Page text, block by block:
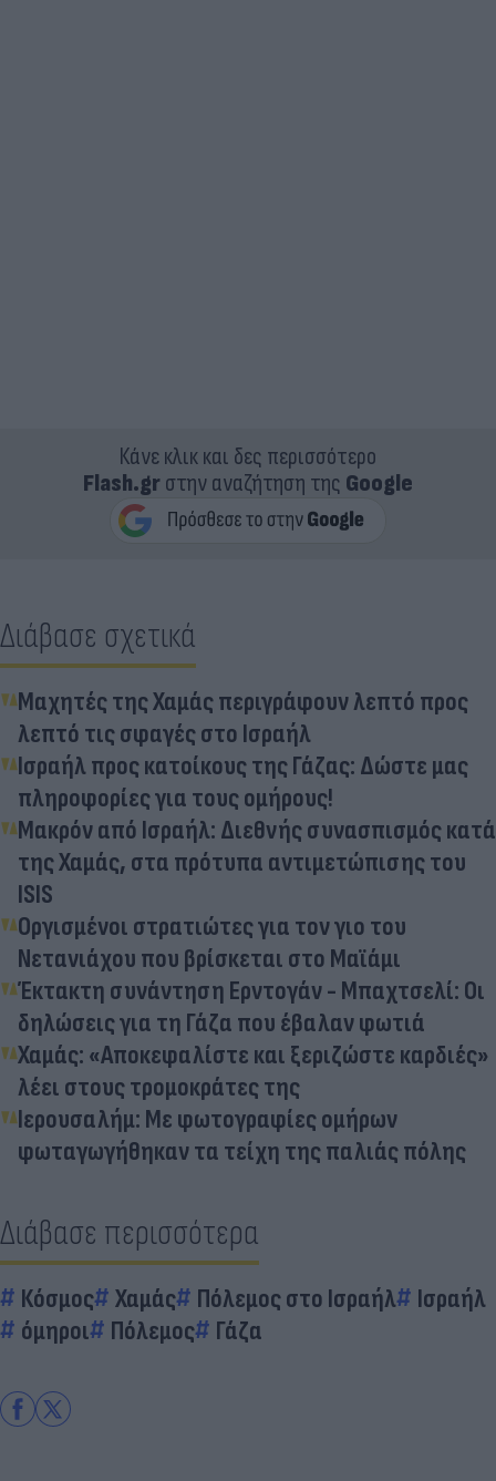
Κάνε κλικ και δες περισσότερο
Flash.grστην αναζήτηση της Google
Διάβασε σχετικά
Μαχητές της Χαμάς περιγράφουν λεπτό προς
λεπτό τις σφαγές στο Ισραήλ
Ισραήλ προς κατοίκους της Γάζας: Δώστε μας
πληροφορίες για τους ομήρους!
Μακρόν από Ισραήλ: Διεθνής συνασπισμός κατά
της Χαμάς, στα πρότυπα αντιμετώπισης του
ISIS
Οργισμένοι στρατιώτες για τον γιο του
Νετανιάχου που βρίσκεται στο Μαϊάμι
Έκτακτη συνάντηση Ερντογάν - Μπαχτσελί: Οι
δηλώσεις για τη Γάζα που έβαλαν φωτιά
Χαμάς: «Αποκεφαλίστε και ξεριζώστε καρδιές»
λέει στους τρομοκράτες της
Ιερουσαλήμ: Με φωτογραφίες ομήρων
φωταγωγήθηκαν τα τείχη της παλιάς πόλης
Διάβασε περισσότερα
Κόσμος Χαμάς Πόλεμος στο Ισραήλ
Ισραήλ
όμηροι
Πόλεμος Γάζα